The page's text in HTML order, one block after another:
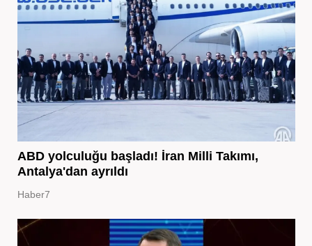
ABD yolculuğu başladı! İran Milli Takımı,
Antalya'dan ayrıldı
Haber7